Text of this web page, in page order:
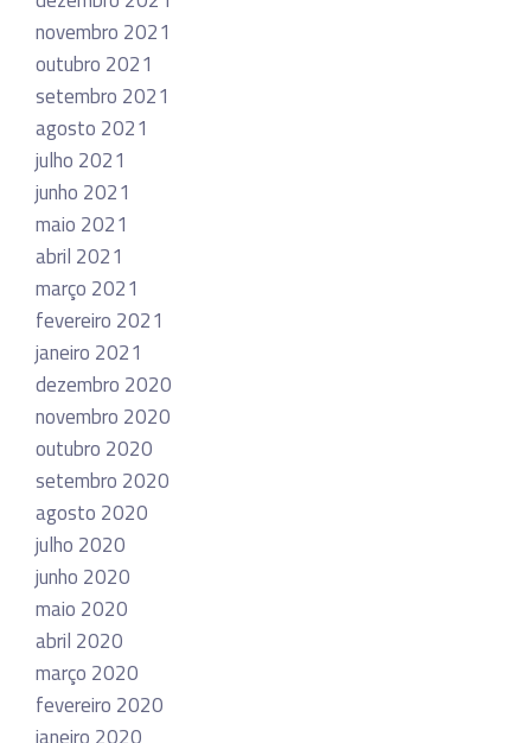
novembro 2021
outubro 2021
setembro 2021
agosto 2021
julho 2021
junho 2021
maio 2021
abril 2021
março 2021
fevereiro 2021
janeiro 2021
dezembro 2020
novembro 2020
outubro 2020
setembro 2020
agosto 2020
julho 2020
junho 2020
maio 2020
abril 2020
março 2020
fevereiro 2020